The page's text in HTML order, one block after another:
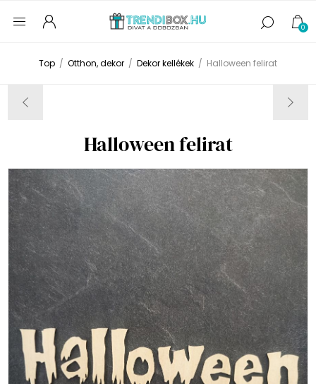
0
Top / Otthon, dekor / Dekor kellékek / Halloween felirat
Halloween felirat